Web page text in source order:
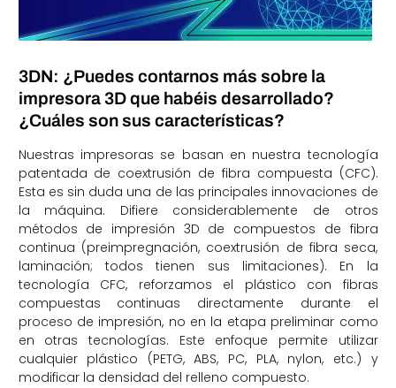
3DN: ¿Puedes contarnos más sobre la
impresora 3D que habéis desarrollado?
¿Cuáles son sus características?
Nuestras impresoras se basan en nuestra tecnología
patentada de coextrusión de fibra compuesta (CFC).
Esta es sin duda una de las principales innovaciones de
la máquina. Difiere considerablemente de otros
métodos de impresión 3D de compuestos de fibra
continua (preimpregnación, coextrusión de fibra seca,
laminación; todos tienen sus limitaciones). En la
tecnología CFC, reforzamos el plástico con fibras
compuestas continuas directamente durante el
proceso de impresión, no en la etapa preliminar como
en otras tecnologías. Este enfoque permite utilizar
cualquier plástico (PETG, ABS, PC, PLA, nylon, etc.) y
modificar la densidad del relleno compuesto.